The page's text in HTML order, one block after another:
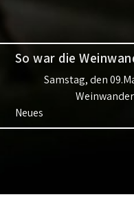
So war die
Samstag, den
Neues